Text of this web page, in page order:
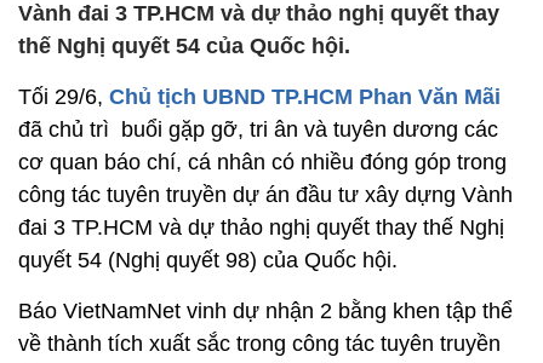
Vành đai 3 TP.HCM và dự thảo nghị quyết thay
thế Nghị quyết 54 của Quốc hội.
Tối 29/6, Chủ tịch UBND TP.HCM Phan Văn Mãi
đã chủ trì buổi gặp gỡ, tri ân và tuyên dương các
cơ quan báo chí, cá nhân có nhiều đóng góp trong
công tác tuyên truyền dự án đầu tư xây dựng Vành
đai 3 TP.HCM và dự thảo nghị quyết thay thế Nghị
quyết 54 (Nghị quyết 98) của Quốc hội.
Báo VietNamNet vinh dự nhận 2 bằng khen tập thể
về thành tích xuất sắc trong công tác tuyên truyền